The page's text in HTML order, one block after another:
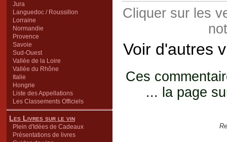
Jura
Languedoc / Roussillon
Lorraine
Normandie
Provence
Savoie
Sud-Ouest
Vallée de la Loire
Vallée du Rhône
Italie
Hongrie
Liste des Appellations
Les Classements Officiels
Les Livres sur le vin
Plein d'Idées de Cadeaux
Présentations de livres
Cliquer sur les
Voir d'autres
Ces
... la page